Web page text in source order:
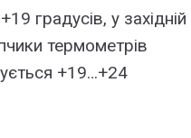
градусів, у західній
термометрів
+19…+24